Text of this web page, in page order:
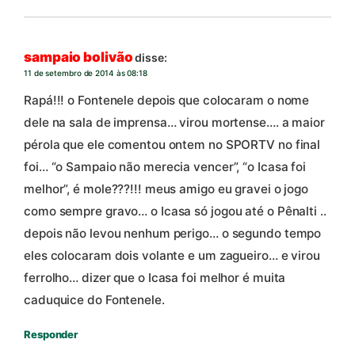
sampaio bolivão disse:
11 de setembro de 2014 às 08:18
Rapá!!! o Fontenele depois que colocaram o nome
dele na sala de imprensa… virou mortense…. a maior
pérola que ele comentou ontem no SPORTV no final
foi… “o Sampaio não merecia vencer”, “o Icasa foi
melhor”, é mole???!!! meus amigo eu gravei o jogo
como sempre gravo… o Icasa só jogou até o Pênalti ..
depois não levou nenhum perigo… o segundo tempo
eles colocaram dois volante e um zagueiro… e virou
ferrolho… dizer que o Icasa foi melhor é muita
caduquice do Fontenele.
Responder